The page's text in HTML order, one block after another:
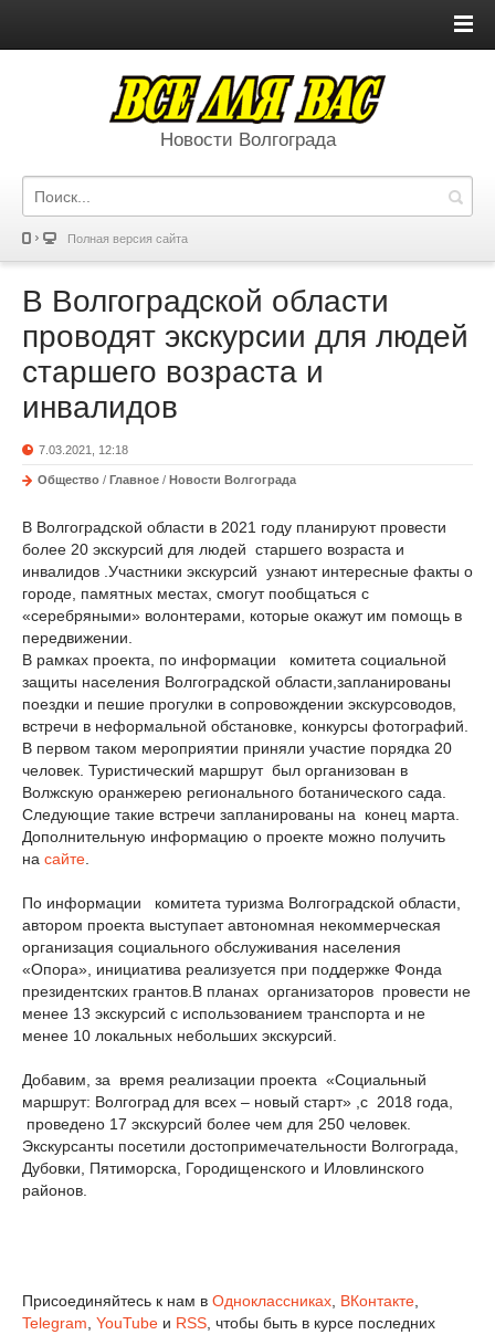
Новости Волгограда
Полная версия сайта
В Волгоградской области
проводят экскурсии для людей
старшего возраста и
инвалидов
7.03.2021, 12:18
Общество / Главное / Новости Волгограда
В Волгоградской области в 2021 году планируют провести
более 20 экскурсий для людей старшего возраста и
инвалидов .Участники экскурсий узнают интересные факты о
городе, памятных местах, смогут пообщаться с
«серебряными» волонтерами, которые окажут им помощь в
передвижении.
В рамках проекта, по информации комитета социальной
защиты населения Волгоградской области,запланированы
поездки и пешие прогулки в сопровождении экскурсоводов,
встречи в неформальной обстановке, конкурсы фотографий.
В первом таком мероприятии приняли участие порядка 20
человек. Туристический маршрут был организован в
Волжскую оранжерею регионального ботанического сада.
Следующие такие встречи запланированы на конец марта.
Дополнительную информацию о проекте можно получить
на сайте
По информации комитета туризма Волгоградской области,
автором проекта выступает автономная некоммерческая
организация социального обслуживания населения
«Опора», инициатива реализуется при поддержке Фонда
президентских грантов.В планах организаторов провести не
менее 13 экскурсий с использованием транспорта и не
менее 10 локальных небольших экскурсий.
Добавим, за время реализации проекта «Социальный
маршрут: Волгоград для всех – новый старт» ,с 2018 года,
проведено 17 экскурсий более чем для 250 человек.
Экскурсанты посетили достопримечательности Волгограда,
Дубовки, Пятиморска, Городищенского и Иловлинского
районов.
Присоединяйтесь к нам в Одноклассниках ВКонтакте
Telegram YouTube и RSS , чтобы быть в курсе последних